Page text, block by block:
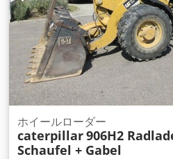
ホイールローダー
caterpillar906H2
Schaufel + Gabel